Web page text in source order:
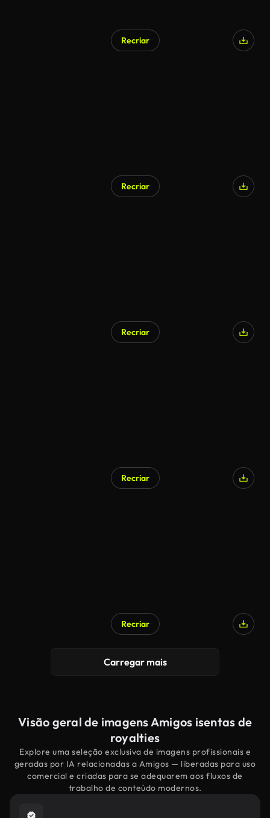
Recriar
Recriar
Recriar
Recriar
Recriar
Carregar mais
Visão geral de imagens Amigos isentas de
royalties
Explore uma seleção exclusiva de imagens profissionais e
geradas por IA relacionadas a Amigos — liberadas para uso
comercial e criadas para se adequarem aos fluxos de
trabalho de conteúdo modernos.